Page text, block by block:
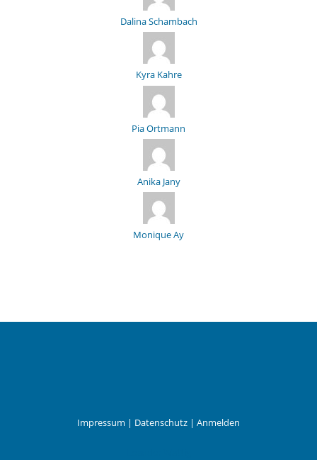
Dalina Schambach
Kyra Kahre
Pia Ortmann
Anika Jany
Monique Ay
Impressum | Datenschutz | Anmelden